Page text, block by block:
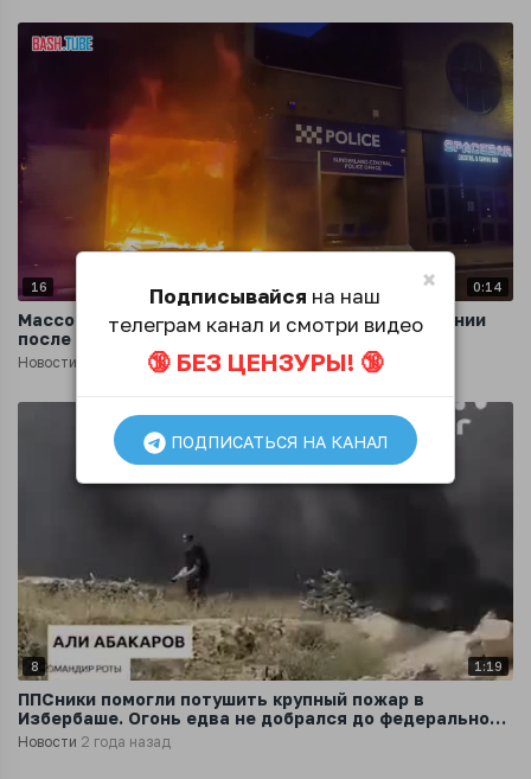
16 0:14
Массовые беспорядки снова вспыхнули в Британии
после трагедии в Саутпорте
Новости 2 года назад
8 1:19
ППСники помогли потушить крупный пожар в
Избербаше. Огонь едва не добрался до федеральной
трассы
Новости 2 года назад
×
Подписывайся на наш
телеграм канал и смотри видео
🔞 БЕЗ ЦЕНЗУРЫ! 🔞
ПОДПИСАТЬСЯ НА КАНАЛ